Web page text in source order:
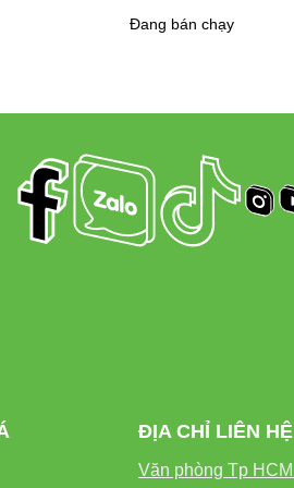
cho quá trình nuôi cấy mô, ươm
Đang bán chạy
ĐỊA CHỈ LIÊN HỆ
Văn phòng Tp